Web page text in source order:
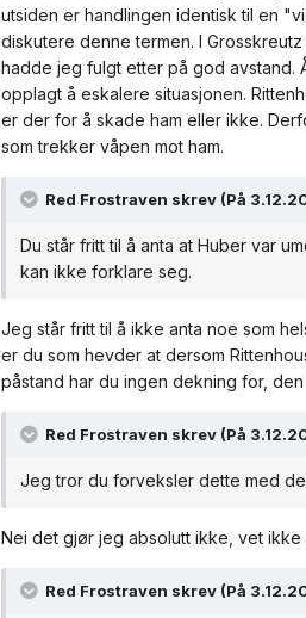
utsiden er handlingen identisk til en
diskutere denne termen. I
hadde jeg fulgt etter på god avstand.
opplagt å eskalere situasjonen.
er der for å skade ham eller ikke.
som trekker våpen mot ham.
Red Frostraven skrev (På
Du står fritt til å anta at Huber var
kan ikke forklare seg.
Jeg står fritt til å ikke anta noe som
er du som hevder at dersom
påstand har du ingen dekning for,
Red Frostraven skrev (På
Jeg tror du forveksler dette med
Nei det gjør jeg absolutt ikke, vet
Red Frostraven skrev (På